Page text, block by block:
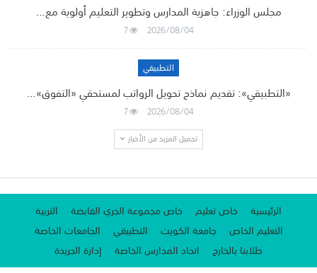
مجلس الوزراء: جاهزية المدارس وتطوير التعليم أولوية مع…
2026/08/04
7
التطبيقي
«التطبيقي»: تقديم نماذج تحويل الرواتب لمستحقي «التفوق»…
2026/08/04
7
تحميل المزيد من الأخبار
الرئيسية خاص تعليم خاص مجموعة الجري القابضة
التربية
التعليم الخاص
جامعة الكويت التطبيقي
الجامعات الخاصة
طلابنا بالخارج
اتحاد المدارس الخاصة إدارة الجريدة